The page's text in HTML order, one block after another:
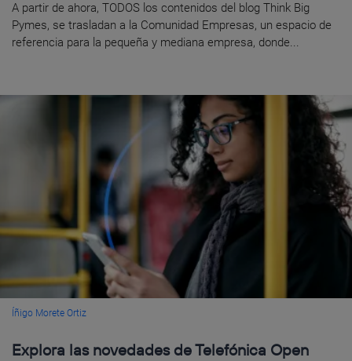
A partir de ahora, TODOS los contenidos del blog Think Big
Pymes, se trasladan a la Comunidad Empresas, un espacio de
referencia para la pequeña y mediana empresa, donde...
Íñigo Morete Ortiz
Explora las novedades de Telefónica Open